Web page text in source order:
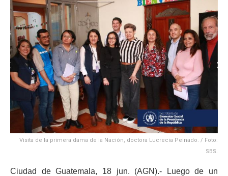
Visita de la primera dama de la Nación, doctora Lucrecia Peinado. / Foto:
SBS.
Ciudad de Guatemala, 18 jun. (AGN).- Luego de un